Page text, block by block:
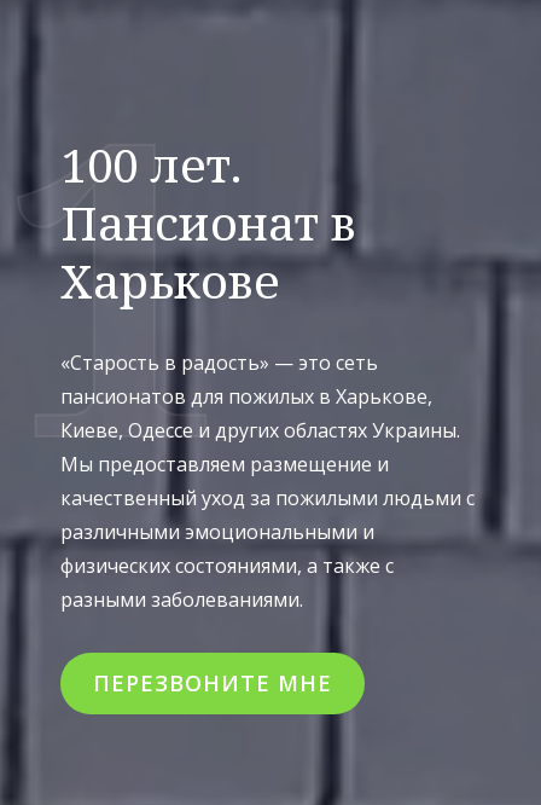
1
100 лет.
Пансионат в
Харькове
«Старость в радость» — это сеть
пансионатов для пожилых в Харькове,
Киеве, Одессе и других областях Украины.
Мы предоставляем размещение и
качественный уход за пожилыми людьми с
различными эмоциональными и
физических состояниями, а также с
разными заболеваниями.
ПЕРЕЗВОНИТЕ МНЕ